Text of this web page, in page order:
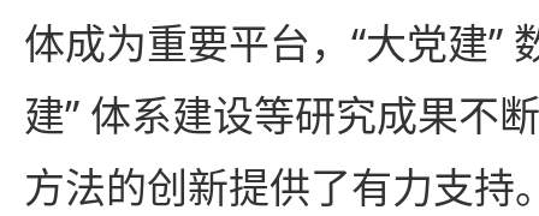
体成为重要平台，“大党建”
建” 体系建设等研究成果不
方法的创新提供了有力支持